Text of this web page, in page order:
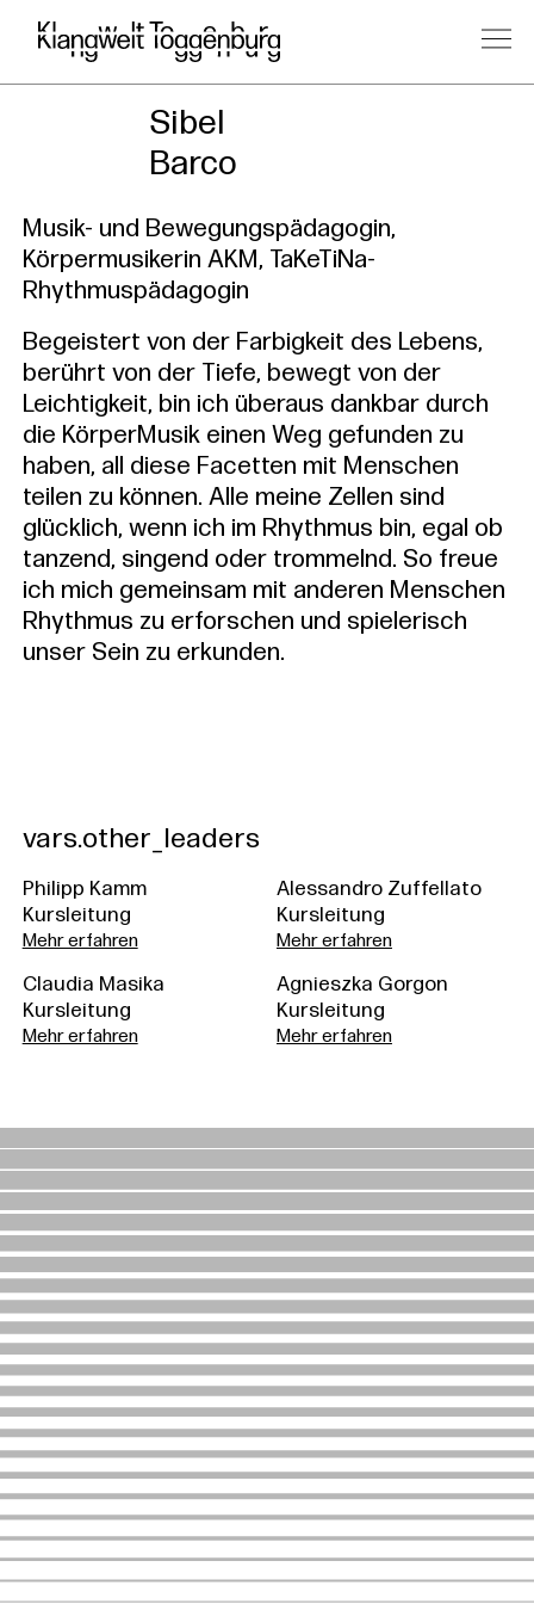
Sibel
Barco
Musik- und Bewegungspädagogin,
Körpermusikerin AKM, TaKeTiNa-
Rhythmuspädagogin
Begeistert von der Farbigkeit des Lebens,
berührt von der Tiefe, bewegt von der
Leichtigkeit, bin ich überaus dankbar durch
die KörperMusik einen Weg gefunden zu
haben, all diese Facetten mit Menschen
teilen zu können. Alle meine Zellen sind
glücklich, wenn ich im Rhythmus bin, egal ob
tanzend, singend oder trommelnd. So freue
ich mich gemeinsam mit anderen Menschen
Rhythmus zu erforschen und spielerisch
unser Sein zu erkunden.
vars.other_leaders
Philipp Kamm
Kursleitung
Mehr erfahren
Alessandro Zuffellato
Kursleitung
Mehr erfahren
Claudia Masika
Kursleitung
Mehr erfahren
Agnieszka Gorgon
Kursleitung
Mehr erfahren